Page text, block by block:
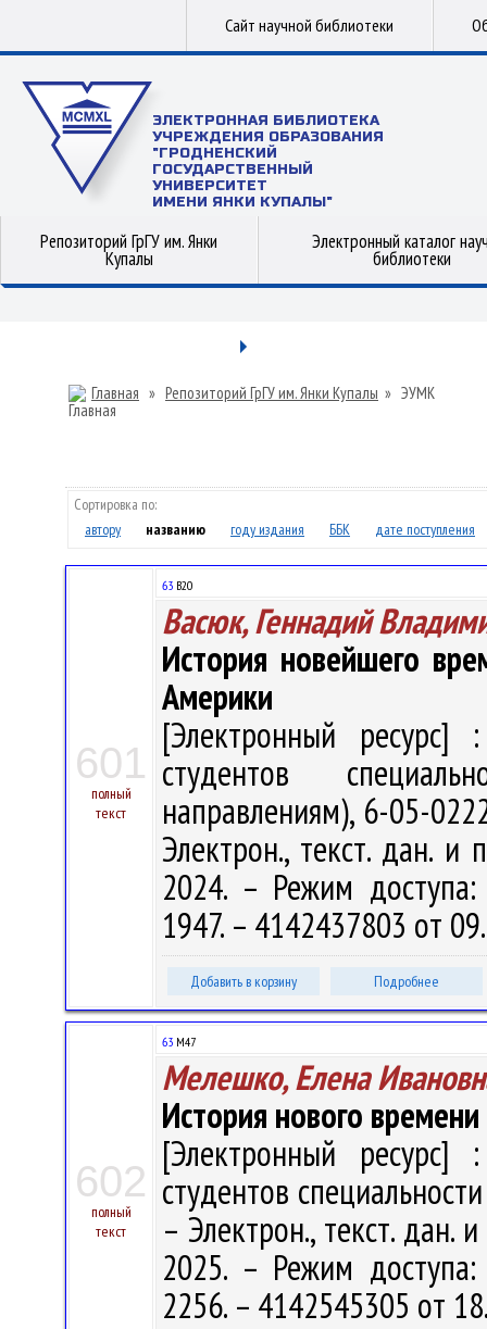
Сайт научной библиотеки
ЭЛЕКТРОННАЯ БИБЛИОТЕКА
УЧРЕЖДЕНИЯ ОБРАЗОВАНИЯ
"ГРОДНЕНСКИЙ
ГОСУДАРСТВЕННЫЙ
УНИВЕРСИТЕТ
ИМЕНИ ЯНКИ КУПАЛЫ"
Репозиторий ГрГУ им. Янки
Купалы
Электронный каталог
библиотеки
Главная » Репозиторий ГрГУ им. Янки Купалы » ЭУМК
Сортировка по:
автору
названию году издания ББК дате поступления
601
полный
текст
63 В20
Васюк, Геннадий
История новейшего
Америки
[Электронный ресурс]
студентов
направлениям), 6-05-
Электрон., текст. дан.
2024. – Режим
1947. – 4142437803 от
Добавить в корзину Подробнее
602
полный
текст
63 М47
Мелешко, Елена
История нового времени
[Электронный ресурс]
студентов
– Электрон., текст. дан.
2025. – Режим
2256. – 4142545305 от